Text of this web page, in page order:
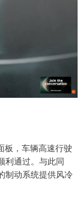
板，车辆高速行驶
利通过。与此同
制动系统提供风冷